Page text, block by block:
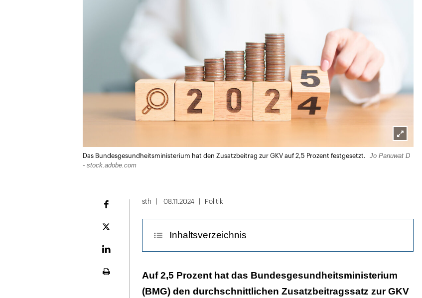
Lightbox
öffnen
Das Bundesgesundheitsministerium hat den Zusatzbeitrag zur GKV auf 2,5 Prozent festgesetzt.
Jo Panuwat D
- stock.adobe.com
Plattform
sth 08.11.2024 Politik
Inhaltsverzeichnis
Das gab es seit 50 Jahren nicht mehr
Auf 2,5 Prozent hat das Bundesgesundheitsministerium
(BMG) den durchschnittlichen Zusatzbeitragssatz zur GKV